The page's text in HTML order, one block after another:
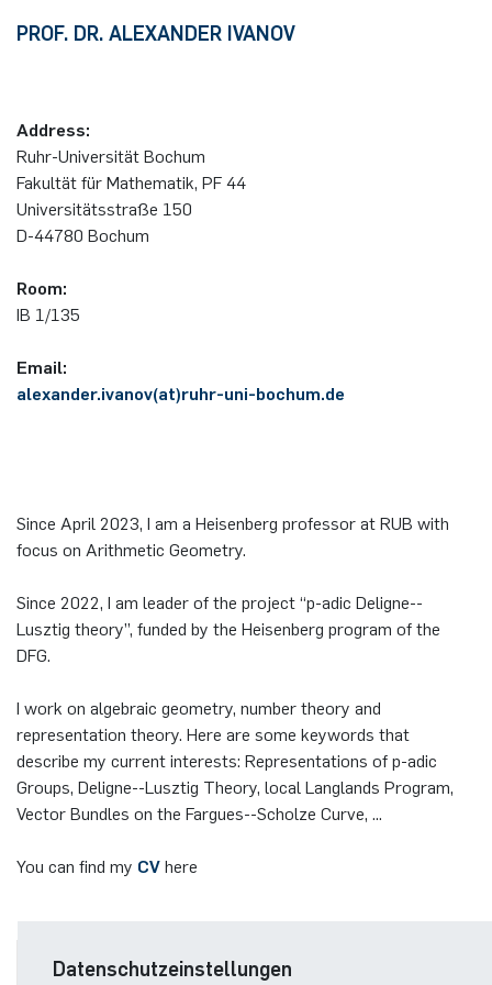
PROF. DR. ALEXANDER IVANOV
Address:
Ruhr-Uni­ver­si­tät Bo­chum
Fakultät für Mathematik, PF 44
Uni­ver­si­täts­stra­ße 150
D-44780 Bo­chum
Room:
IB 1/135
Email:
alexander.ivanov(at)ruhr-uni-bochum.de
Since April 2023, I am a Heisenberg professor at RUB with
focus on Arithmetic Geometry.
Since 2022, I am leader of the project “p-adic Deligne--
Lusztig theory”, funded by the Heisenberg program of the
DFG.
I work on algebraic geometry, number theory and
representation theory. Here are some keywords that
describe my current interests: Representations of p-adic
Groups, Deligne--Lusztig Theory, local Langlands Program,
Vector Bundles on the Fargues--Scholze Curve, ...
You can find my CV here
RESEARCH AREAS
Datenschutzeinstellungen